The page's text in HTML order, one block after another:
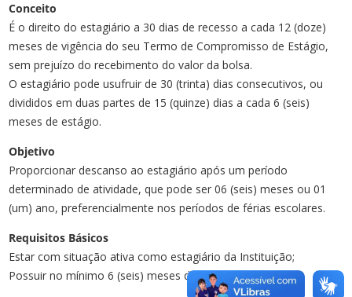
Conceito
É o direito do estagiário a 30 dias de recesso a cada 12 (doze)
meses de vigência do seu Termo de Compromisso de Estágio,
sem prejuízo do recebimento do valor da bolsa.
O estagiário pode usufruir de 30 (trinta) dias consecutivos, ou
divididos em duas partes de 15 (quinze) dias a cada 6 (seis)
meses de estágio.
Objetivo
Proporcionar descanso ao estagiário após um período
determinado de atividade, que pode ser 06 (seis) meses ou 01
(um) ano, preferencialmente nos períodos de férias escolares.
Requisitos Básicos
Estar com situação ativa como estagiário da Instituição;
Possuir no mínimo 6 (seis) meses de contrato efetivo.